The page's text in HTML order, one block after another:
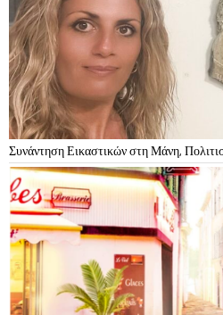
Συνάντηση Εικαστικών στη Μάνη,